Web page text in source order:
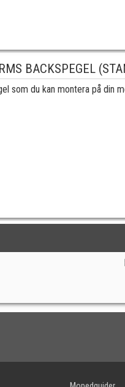
BACKSPEGEL
som du kan montera på din